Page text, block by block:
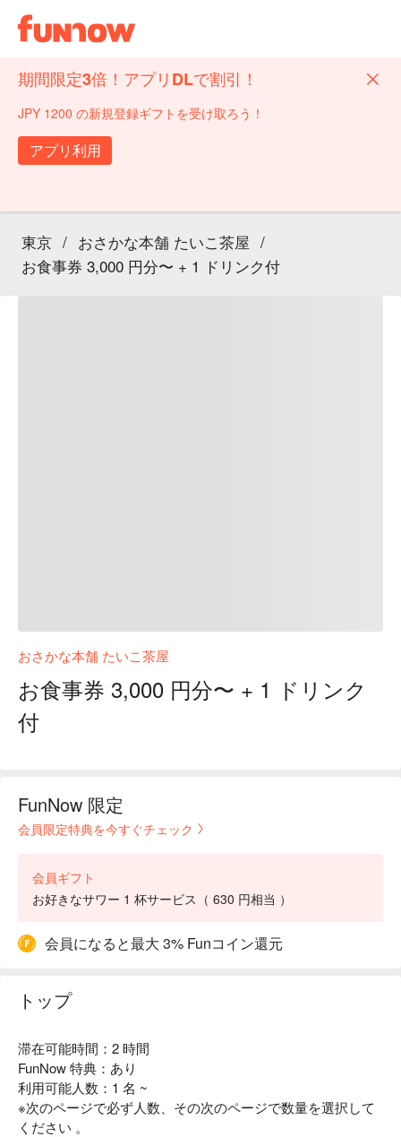
期間限定3倍！アプリDLで割引！
JPY 1200 の新規登録ギフトを受け取ろう！
アプリ利用
東京 / おさかな本舗 たいこ茶屋 /
お食事券 3,000 円分〜 + 1 ドリンク付
おさかな本舗 たいこ茶屋
お食事券 3,000 円分〜 + 1 ドリンク
付
FunNow 限定
会員限定特典を今すぐチェック
会員ギフト
お好きなサワー 1 杯サービス（ 630 円相当 ）
会員になると最大 3% Funコイン還元
トップ
滞在可能時間：2 時間
FunNow 特典：あり
利用可能人数：1 名 ~
※次のページで必ず人数、その次のページで数量を選択して
ください 。